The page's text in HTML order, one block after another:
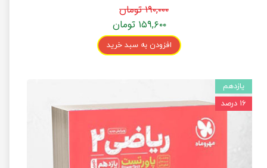
۱۹۰,۰۰۰ تومان
۱۵۹,۶۰۰ تومان
افزودن به سبد خرید
یازدهم
۱۶ درصد